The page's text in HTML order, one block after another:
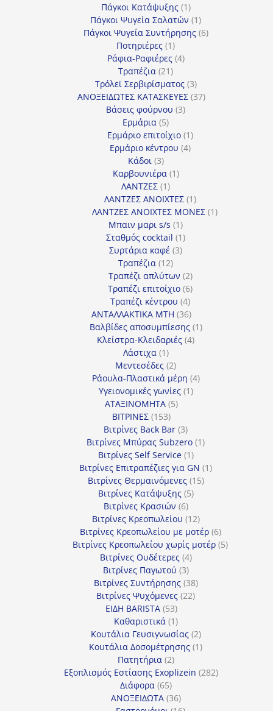
προϊόντα
Πάγκοι Κατάψυξης 11
προϊόν
Πάγκοι Ψυγεία Σαλατών 11
προϊόν
Πάγκοι Ψυγεία Συντήρησης 66
Ποτηριέρες 11
προϊόν
Ράφια-Ραφιέρες 44
Τραπέζια 2121
προϊόντα
Τρόλεϊ Σερβιρίσματος 33
προϊόντα
ΑΝΟΞΕΙΔΩΤΕΣ ΚΑΤΑΣΚΕΥΕΣ 3737
Βάσεις φούρνου 33
Ερμάρια 55
προϊόντα
Ερμάριο επιτοίχιο 11
προϊόν
Ερμάριο κέντρου 44
Κάδοι 33
προϊόντα
Καρβουνιέρα 11
ΛΑΝΤΖΕΣ 11
προϊόν
ΛΑΝΤΖΕΣ ΑΝΟΙΧΤΕΣ 11
προϊόν
ΛΑΝΤΖΕΣ ΑΝΟΙΧΤΕΣ ΜΟΝΕΣ 11
Μπαιν μαρι s/s 11
προϊόν
Σταθμός cocktail 11
Συρτάρια καφέ 33
Τραπέζια 1212
προϊόντα
Τραπέζι απλύτων 22
προϊόντα
Τραπέζι επιτοίχιο 66
προϊόντα
Τραπέζι κέντρου 44
προϊόντα
ΑΝΤΑΛΛΑΚΤΙΚΑ MTH 3636
προϊόντα
Βαλβίδες αποσυμπίεσης 11
Κλείστρα-Κλειδαριές 44
Λάστιχα 11
προϊόν
Μεντεσέδες 22
προϊόντα
Ράουλα-Πλαστικά μέρη 44
Υγειονομικές γωνίες 11
ΑΤΑΞΙΝΟΜΗΤΑ 55
ΒΙΤΡΙΝΕΣ 153153
προϊόντα
Βιτρίνες Back Bar 33
προϊόντα
Βιτρίνες Mπύρας Subzero 11
Βιτρίνες Self Service 11
προϊόν
Βιτρίνες Επιτραπέζιες για GN 11
Βιτρίνες Θερμαινόμενες 1515
Βιτρίνες Κατάψυξης 55
Βιτρίνες Κρασιών 66
προϊόντα
Βιτρίνες Κρεοπωλείου 1212
προϊόντα
Βιτρίνες Κρεοπωλείου με μοτέρ 66
προϊόντα
Βιτρίνες Κρεοπωλείου χωρίς μοτέρ 55
Βιτρίνες Ουδέτερες 44
προϊόντα
Βιτρίνες Παγωτού 33
προϊόντα
Βιτρίνες Συντήρησης 3838
προϊόντα
Βιτρίνες Ψυχόμενες 2222
ΕΙΔΗ BARISTA 5353
προϊόντα
Καθαριστικά 11
προϊόν
Κουτάλια Γευσιγνωσίας 22
προϊόντα
Κουτάλια Δοσομέτρησης 11
Πατητήρια 22
προϊόντα
Εξοπλισμός Εστίασης Exoplizein 282282
Διάφορα 6565
προϊόντα
ΑΝΟΞΕΙΔΩΤΑ 3636